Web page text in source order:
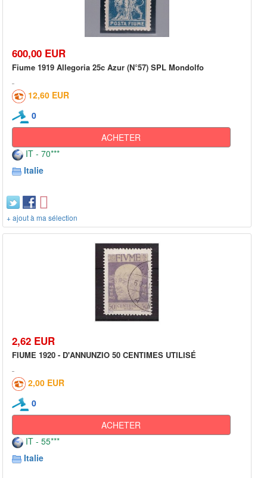
600,00 EUR
Fiume 1919 Allegoria 25c Azur (N°57) SPL Mondolfo
12,60 EUR
0
ACHETER
IT - 70***
Italie
+ ajout à ma sélection
2,62 EUR
FIUME 1920 - D'ANNUNZIO 50 CENTIMES UTILISÉ
2,00 EUR
0
ACHETER
IT - 55***
Italie